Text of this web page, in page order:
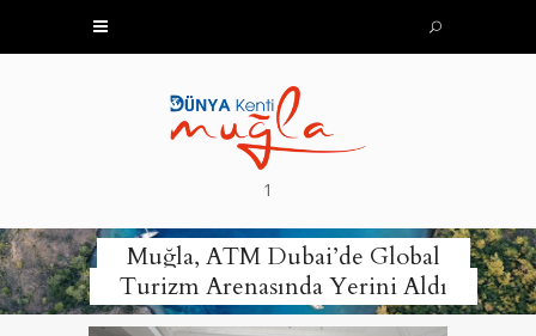
1
Muğla, ATM Dubai’de Global
Turizm Arenasında Yerini Aldı